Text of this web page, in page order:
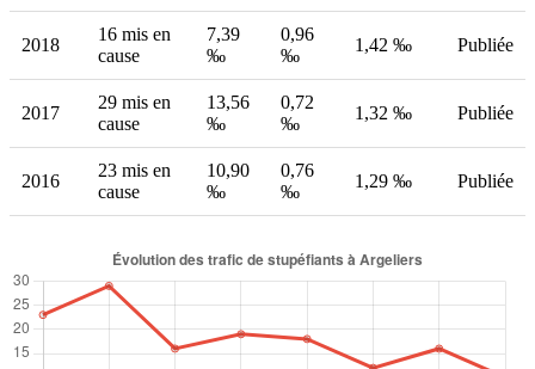
2018
16 mis en
cause
7,39
‰
0,96
‰
1,42 ‰ Publiée
2017
29 mis en
cause
13,56
‰
0,72
‰
1,32 ‰ Publiée
2016
23 mis en
cause
10,90
‰
0,76
‰
1,29 ‰ Publiée